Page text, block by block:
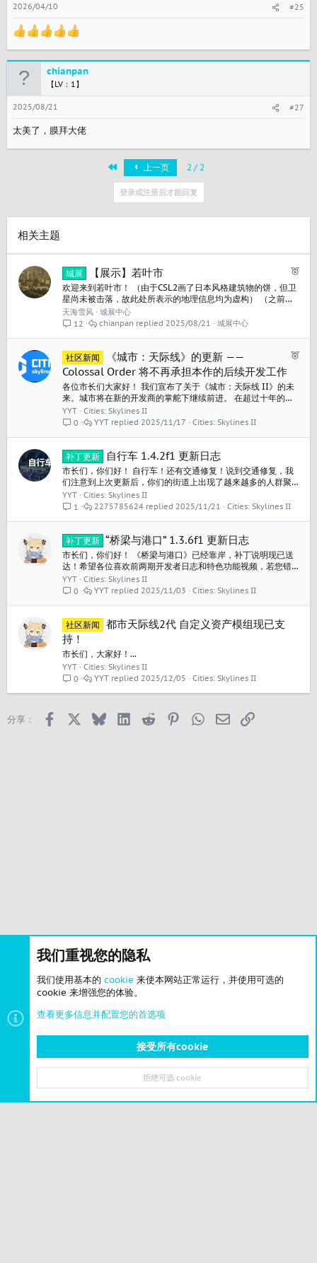
2026/04/10 #25
chianpan
【LV：1】
2025/08/21 #27
太美了，膜拜大佬
首个 上一页 2 / 2
登录或注册后才能回复
相关主题
已
城展 【展示】若叶市
欢迎来到若叶市！ （由于CSL2画了日本风格建筑物的饼，但卫
星尚未被击落，故此处所表示的地理信息均为虚构） （之前做
过两个城市，全都因为建设的思路有问题被我删档了，所以除
开那两个试验田以外，这是我玩的第三个天际线2的档） （此前
天海雪风
城展中心
12
城展中心
2025/08/21
chianpan
已
社区新闻
《城市：天际线》的更新 ——
Colossal Order 将不再承担本作的后续开发工作
各位市长们大家好！ 我们宣布了关于《城市：天际线 II》的未
来。城市将在新的开发商的掌舵下继续前进。 在超过十年的成
功合作中，我们共同为众多我们都无比自豪的游戏倾注了心
血，Paradox Interactive 和 Colossal Order 共同决定走独立
YYT
Cities: Skylines II
0
Cities: Skylines II
2025/11/17
YYT
补丁更新 自行车 1.4.2f1 更新日志
市长们，你们好！ 自行车！还有交通修复！说到交通修复，我
们注意到上次更新后，你们的街道上出现了越来越多的人群聚
集，因此这次加入了一些平衡性调整，以缓解行人交通压力。
如果你还没有看过我们昨天发布的详细介绍“自行车”的开发日
车、电动滑板车、自行车头盔...
YYT
Cities: Skylines II
1
Cities: Skylines II
2025/11/21
2275785624
补丁更新 “桥梁与港口” 1.3.6f1 更新日志
市长们，你们好！ 《桥梁与港口》已经靠岸，补丁说明现已送
达！希望各位喜欢前两期开发者日志和特色功能视频，若您错
过了这些内容，可在此处查看。 《桥梁与港口》现已在 PC 平台
推出，可通过终极版获取，或以88.00元单独购买；也可与全新
YYT
Cities: Skylines II
0
Cities: Skylines II
2025/11/03
YYT
社区新闻
都市天际线2代 自定义资产模组现已支
持！
市长们，大家好！...
YYT
Cities: Skylines II
0
Cities: Skylines II
2025/12/05
YYT
分享： Facebook BlueskyLinkedIn
Reddit PinterestWhatsApp
邮箱 链接
顶部 底部
我们重视您的隐私
我们使用基本的 cookie 来使本网站正常运行，并使用可选的
cookie 来增强您的体验。
查看更多信息并配置您的首选项
接受所有cookie
拒绝可选 cookie